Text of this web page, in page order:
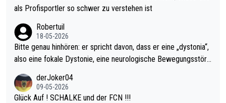
rovoziert hat. Und Littlers Mutter schießt öfters mal gegen Ric
als Profisportler so schwer zu verstehen ist
Robertuil
18-05-2026
Bitte genau hinhören: er spricht davon, dass er eine „dystonia“,
also eine fokale Dystonie, eine neurologische Bewegungsstöru
erden, im Arm hat. Und, dass Medikamente ihm helfen! Ich glau
be immer noch, dass sehr viele der Dartits-Fälle fälschlich psy
derJoker04
09-05-2026
Glück Auf ! SCHALKE und der FCN !!!